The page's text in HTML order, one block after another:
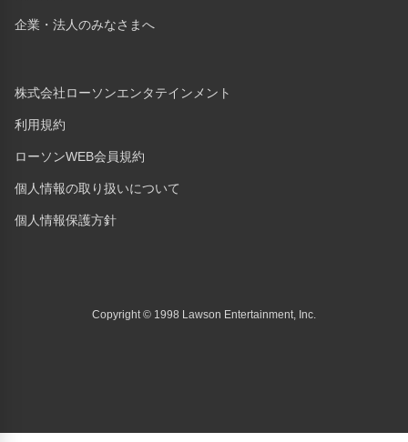
企業・法人のみなさまへ
株式会社ローソンエンタテインメント
利用規約
ローソンWEB会員規約
個人情報の取り扱いについて
個人情報保護方針
Copyright © 1998 Lawson Entertainment, Inc.